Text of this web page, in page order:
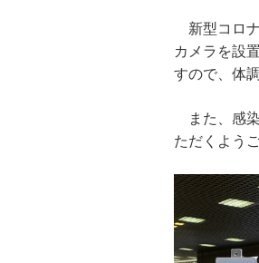
新型コロナ
カメラを設
すので、体
また、感染
ただくよう